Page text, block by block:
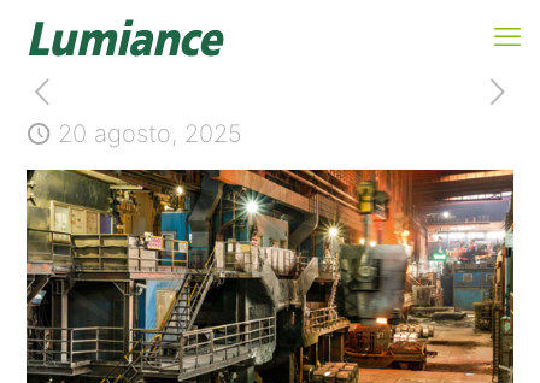
20 agosto, 2025